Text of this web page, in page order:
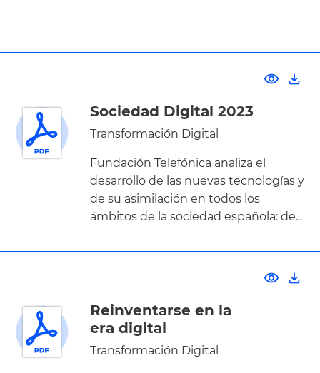
visibility file_download
Sociedad Digital 2023
Transformación Digital
Fundación Telefónica analiza el
desarrollo de las nuevas tecnologías y
de su asimilación en todos los
ámbitos de la sociedad española: de...
visibility file_download
Reinventarse en la
era digital
Transformación Digital